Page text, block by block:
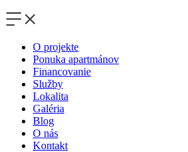
O projekte
Ponuka apartmánov
Financovanie
Služby
Lokalita
Galéria
Blog
O nás
Kontakt